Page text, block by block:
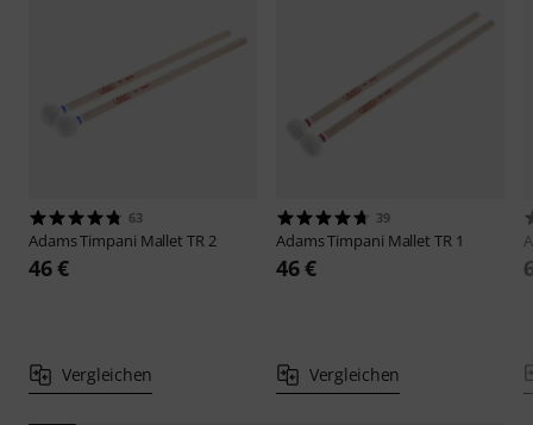
63
AdamsTimpani Mallet TR 2
46 €
Vergleichen
39
AdamsTimpani Mallet TR 1
46 €
Vergleichen